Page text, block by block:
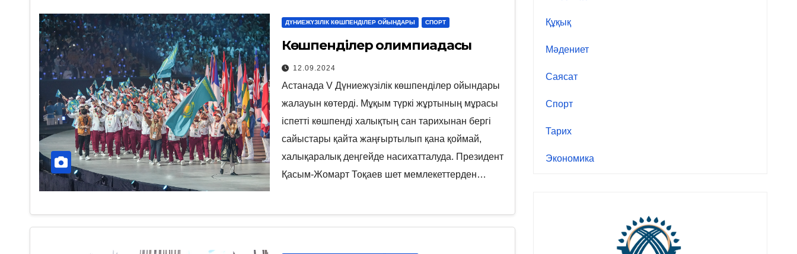
ДҮНИЕЖҮЗІЛІК КӨШПЕНДІЛЕР ОЙЫНДАРЫ СПОРТ
Көшпенділер олимпиадасы
12.09.2024
Астанада V Дүниежүзілік көшпенділер ойындары
жалауын көтерді. Мұқым түркі жұртының мұрасы
іспетті көшпенді халықтың сан тарихынан бергі
сайыстары қайта жаңғыртылып қана қоймай,
халықаралық деңгейде насихатталуда. Президент
Қасым-Жомарт Тоқаев шет мемлекеттерден…
Құқық
Мәдениет
Саясат
Спорт
Тарих
Экономика